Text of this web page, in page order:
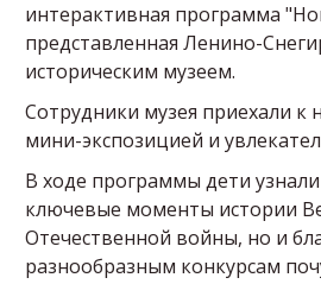
интерактивная программа
представленная Ленино-
историческим музеем.
Сотрудники музея приехали к
мини-экспозицией и
В ходе программы дети
ключевые моменты истории
Отечественной войны, но и
разнообразным конкурсам